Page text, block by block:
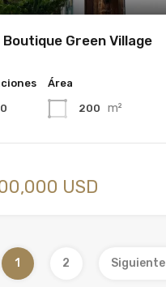
Green Village
Área
200 m²
USD
1 2 Siguiente